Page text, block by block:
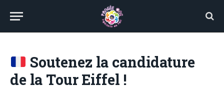
Soutenez la candidature
de la Tour Eiffel !